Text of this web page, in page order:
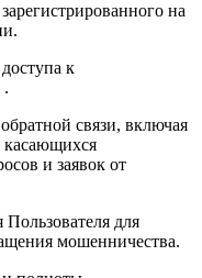
на
к
.
связи, включая
касающихся
и заявок от
для
мошенничества.